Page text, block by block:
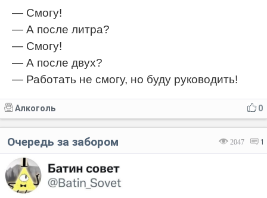
— Смогу!
— А после литра?
— Смогу!
— А после двух?
— Работать не смогу, но буду руководить!
0
Алкоголь
2047 1
Очередь за забором